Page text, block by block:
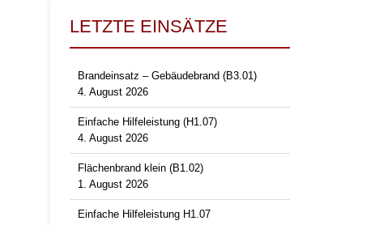
LETZTE EINSÄTZE
Brandeinsatz – Gebäudebrand (B3.01)
4. August 2026
Einfache Hilfeleistung (H1.07)
4. August 2026
Flächenbrand klein (B1.02)
1. August 2026
Einfache Hilfeleistung H1.07